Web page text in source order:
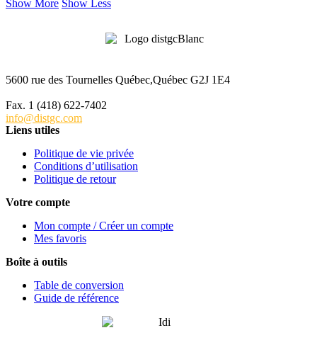
Show More Show Less
5600 rue des Tournelles Québec,Québec G2J 1E4
Fax. 1 (418) 622-7402
info@distgc.com
Liens utiles
Politique de vie privée
Conditions d’utilisation
Politique de retour
Votre compte
Mon compte / Créer un compte
Mes favoris
Boîte à outils
Table de conversion
Guide de référence